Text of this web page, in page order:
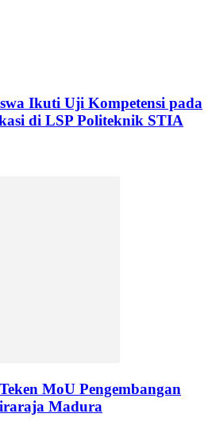
Ikuti Uji Kompetensi pada
di LSP Politeknik STIA
MoU Pengembangan
Madura